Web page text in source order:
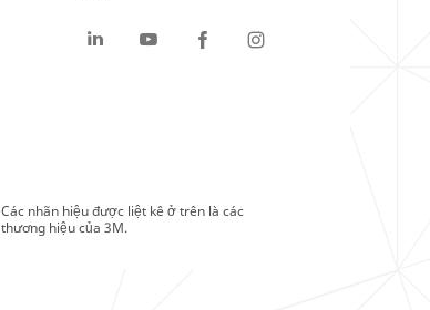
Các nhãn hiệu được liệt kê ở trên là các
thương hiệu của 3M.